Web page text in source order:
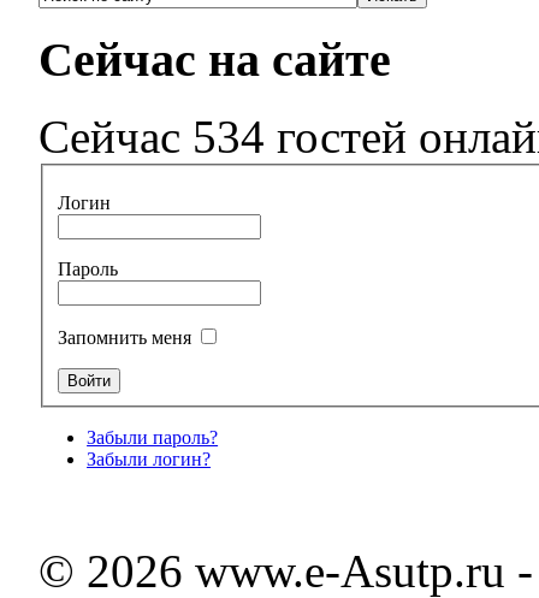
Сейчас на сайте
Сейчас 534 гостей
Логин
Пароль
Запомнить меня
Забыли пароль?
Забыли логин?
© 2026 www.e-Asutp.ru